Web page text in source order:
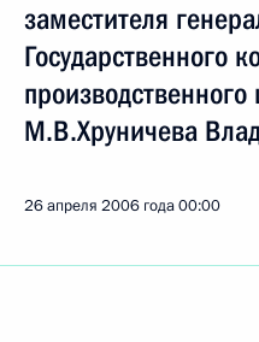
заместителя
Государственного
М.В.Хруничева
26 апреля 2006 года00:00